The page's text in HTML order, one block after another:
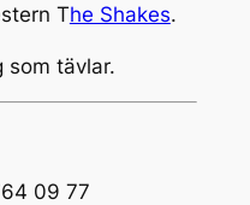
The Shakes.
som tävlar.
09 77